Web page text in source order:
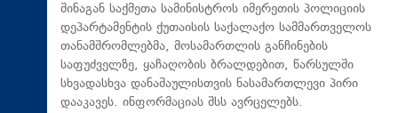
შინაგან საქმეთა სამინისტროს იმერეთის პოლიციის
დეპარტამენტის ქუთაისის საქალაქო სამმართველოს
თანამშრომლებმა, მოსამართლის განჩინების
საფუძველზე, ყაჩაღობის ბრალდებით, წარსულში
სხვადასხვა დანაშაულისთვის ნასამართლევი პირი
დააკავეს. ინფორმაციას შსს ავრცელებს.